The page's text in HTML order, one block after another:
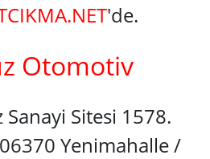
'de.
Otomotiv
Sanayi Sitesi 1578.
Yenimahalle /